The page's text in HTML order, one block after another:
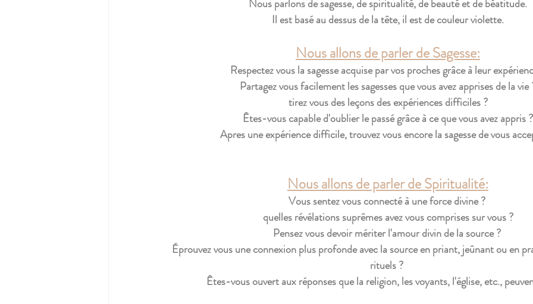
Nous parlons de sagesse, de spiritualité, de beauté et de béatitude.
Il est basé au dessus de la tête, il est de couleur violette.
Nous allons de parler de Sagesse:
Respectez vous la sagesse acquise par vos proches grâce à leur
Partagez vous facilement les sagesses que vous avez apprises de la vie
tirez vous des leçons des expériences difficiles ?
Êtes-vous capable d'oublier le passé grâce à ce que vous avez appris ?
Apres une expérience difficile, trouvez vous encore la sagesse de vous
Nous allons de parler de Spiritualité:
Vous sentez vous connecté à une force divine ?
quelles révélations suprêmes avez vous comprises sur vous ?
Pensez vous devoir mériter l'amour divin de la source ?
Éprouvez vous une connexion plus profonde avec la source en priant, jeûnant ou en
rituels ?
Êtes-vous ouvert aux réponses que la religion, les voyants, l'église, etc.,